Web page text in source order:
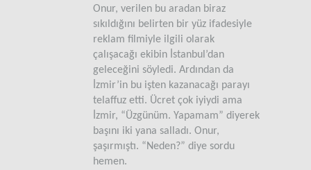
Onur, verilen bu aradan biraz
sıkıldığını belirten bir yüz ifadesiyle
reklam filmiyle ilgili olarak
çalışacağı ekibin İstanbul’dan
geleceğini söyledi. Ardından da
İzmir’in bu işten kazanacağı parayı
telaffuz etti. Ücret çok iyiydi ama
İzmir, “Üzgünüm. Yapamam” diyerek
başını iki yana salladı. Onur,
şaşırmıştı. “Neden?” diye sordu
hemen.